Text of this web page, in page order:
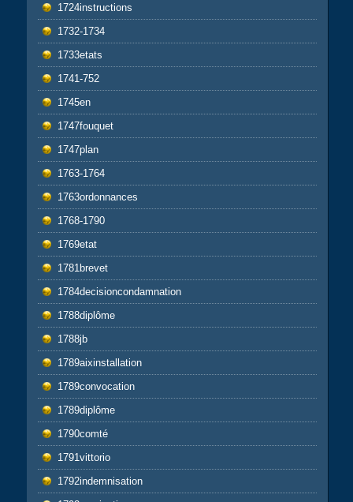
1724instructions
1732-1734
1733etats
1741-752
1745en
1747fouquet
1747plan
1763-1764
1763ordonnances
1768-1790
1769etat
1781brevet
1784decisioncondamnation
1788diplôme
1788jb
1789aixinstallation
1789convocation
1789diplôme
1790comté
1791vittorio
1792indemnisation